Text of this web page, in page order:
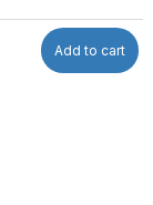
Add to cart